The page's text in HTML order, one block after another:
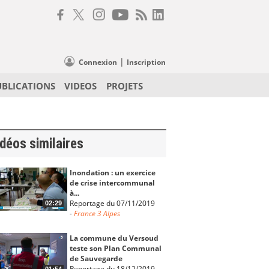
Connexion | Inscription
VIDEOS PROJETS
similaires
02:29
Inondation : un exercice
de crise intercommunal
à...
Reportage du 07/11/2019
-France 3 Alpes
La commune du Versoud
teste son Plan Communal
de Sauvegarde